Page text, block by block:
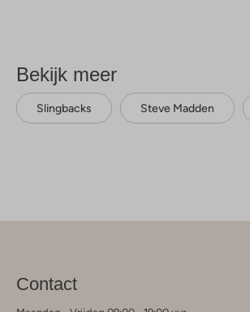
Bekijk meer
Slingbacks Steve Madden
Contact